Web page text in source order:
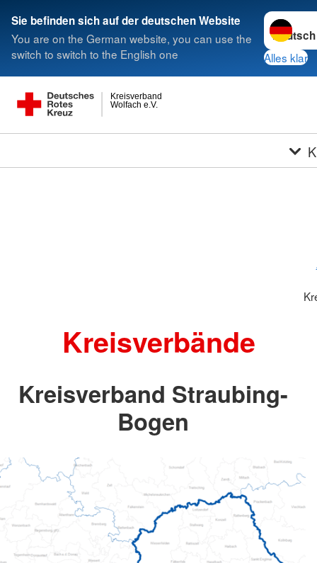
Sie befinden sich auf der deutschen Website
You are on the German website, you can use the
switch to switch to the English one
Sprache
Alles klar
Wolfach e.V.
Kreisverband
Kreisverbände
Kreisverband Straubing-
Bogen